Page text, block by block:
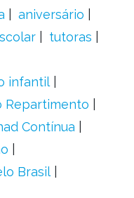
aniversário
tutoras
infantil
Repartimento
Contínua
Brasil